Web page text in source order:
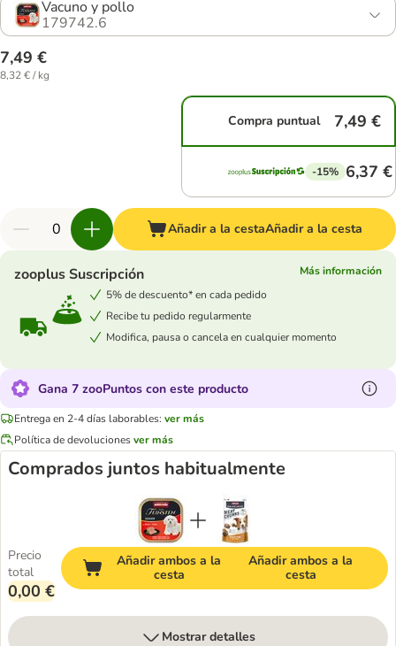
Vacuno y pollo
179742.6
7,49 €
8,32 € / kg
Compra puntual 7,49 €
-15% 6,37 €
Añadir a la cestaAñadir a la cesta
zooplus Suscripción
Más información
5% de descuento* en cada pedido
Recibe tu pedido regularmente
Modifica, pausa o cancela en cualquier momento
Gana 7 zooPuntos con este producto
Entrega en 2-4 días laborables: ver más
Política de devolucionesver más
Comprados juntos habitualmente
Precio
total
0,00 €
Añadir ambos a la
cesta
Añadir ambos a la
cesta
Mostrar detalles